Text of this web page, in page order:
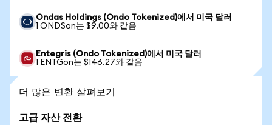
Ondas Holdings (Ondo Tokenized)에서 미국 달러
1 ONDSon는 $9.00와 같음
Entegris (Ondo Tokenized)에서 미국 달러
1 ENTGon는 $146.27와 같음
더 많은 변환 살펴보기
고급 자산 전환